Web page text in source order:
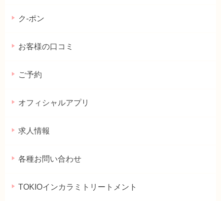
ク-ポン
お客様の口コミ
ご予約
オフィシャルアプリ
求人情報
各種お問い合わせ
TOKIOインカラミトリートメント